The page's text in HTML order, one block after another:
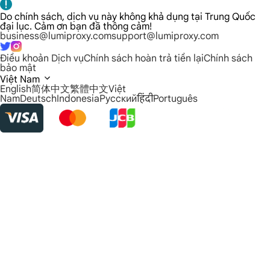
Do chính sách, dịch vụ này không khả dụng tại Trung Quốc
đại lục. Cảm ơn bạn đã thông cảm!
business@lumiproxy.comsupport@lumiproxy.com
Điều khoản Dịch vụChính sách hoàn trả tiền lạiChính sách
bảo mật
Việt Nam
English简体中文繁體中文Việt
NamDeutschIndonesiaРусскийहिंदीPortuguês